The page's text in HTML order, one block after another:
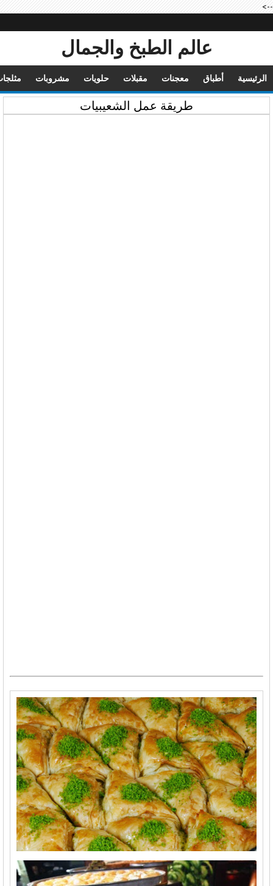
-->
عالم الطبخ والجمال
الرئيسية أطباق معجنات مقبلات حلويات مشروبات
طريقة عمل الشعيبيات